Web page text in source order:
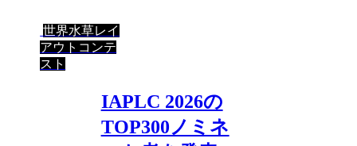
世界水草レイ
アウトコンテ
スト
IAPLC 2026の
TOP300ノミネ